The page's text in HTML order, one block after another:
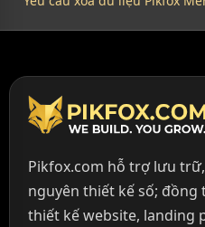
Pikfox.com hỗ trợ lưu
nguyên thiết kế số; đồng
thiết kế website, landing